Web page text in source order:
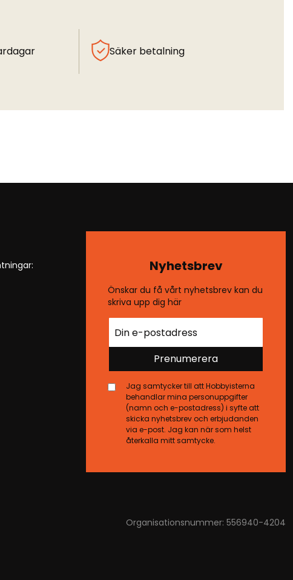
Säker betalning
Nyhetsbrev
Önskar du få vårt nyhetsbrev kan du
skriva upp dig här
Prenumerera
Jag samtycker till att Hobbyisterna
behandlar mina personuppgifter
(namn och e-postadress) i syfte att
skicka nyhetsbrev och erbjudanden
via e-post. Jag kan när som helst
återkalla mitt samtycke.
Organisationsnummer: 556940-4204